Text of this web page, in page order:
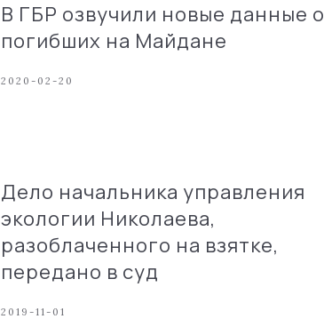
В ГБР озвучили новые данные о
погибших на Майдане
2020-02-20
Дело начальника управления
экологии Николаева,
разоблаченного на взятке,
передано в суд
2019-11-01